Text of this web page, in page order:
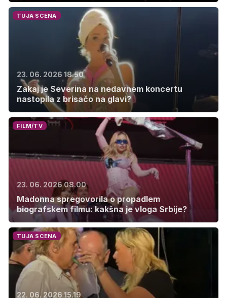
TUJA SCENA
23. 06. 2026 18.50
Zakaj je Severina na nedavnem koncertu
nastopila z brisačo na glavi?
FILM/TV
23. 06. 2026 08.00
Madonna spregovorila o propadlem
biografskem filmu: kakšna je vloga Srbije?
TUJA SCENA
22. 06. 2026 15.19